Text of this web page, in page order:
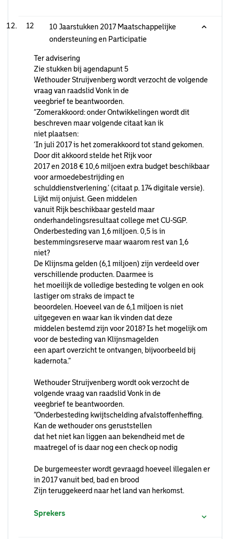
12
10 Jaarstukken 2017 Maatschappelijke
ondersteuning en Participatie
Ter advisering
Zie stukken bij agendapunt 5
Wethouder Struijvenberg wordt verzocht de volgende
vraag van raadslid Vonk in de
veegbrief te beantwoorden.
“Zomerakkoord: onder Ontwikkelingen wordt dit
beschreven maar volgende citaat kan ik
niet plaatsen:
‘In juli 2017 is het zomerakkoord tot stand gekomen.
Door dit akkoord stelde het Rijk voor
2017 en 2018 € 10,6 miljoen extra budget beschikbaar
voor armoedebestrijding en
schulddienstverlening.’ (citaat p. 174 digitale versie).
Lijkt mij onjuist. Geen middelen
vanuit Rijk beschikbaar gesteld maar
onderhandelingsresultaat college met CU-SGP.
Onderbesteding van 1,6 miljoen. 0,5 is in
bestemmingsreserve maar waarom rest van 1,6
niet?
De Klijnsma gelden (6,1 miljoen) zijn verdeeld over
verschillende producten. Daarmee is
het moeilijk de volledige besteding te volgen en ook
lastiger om straks de impact te
beoordelen. Hoeveel van de 6,1 miljoen is niet
uitgegeven en waar kan ik vinden dat deze
middelen bestemd zijn voor 2018? Is het mogelijk om
voor de besteding van Klijnsmagelden
een apart overzicht te ontvangen, bijvoorbeeld bij
kadernota.”
Wethouder Struijvenberg wordt ook verzocht de
volgende vraag van raadslid Vonk in de
veegbrief te beantwoorden.
“Onderbesteding kwijtschelding afvalstoffenheffing.
Kan de wethouder ons geruststellen
dat het niet kan liggen aan bekendheid met de
maatregel of is daar nog een check op nodig
De burgemeester wordt gevraagd hoeveel illegalen er
in 2017 vanuit bed, bad en brood
Zijn teruggekeerd naar het land van herkomst.
Sprekers